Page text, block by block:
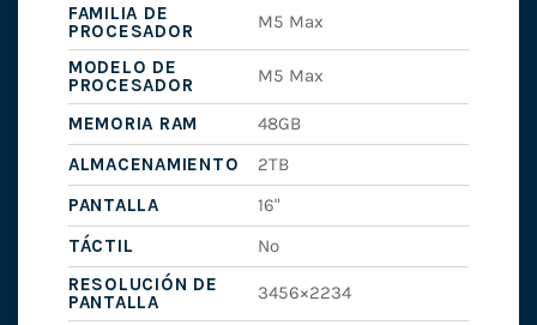
FAMILIA DE
PROCESADOR
M5 Max
MODELO DE
PROCESADOR
M5 Max
MEMORIA RAM
48GB
ALMACENAMIENTO
2TB
PANTALLA
16"
TÁCTIL
No
RESOLUCIÓN DE
PANTALLA
3456×2234